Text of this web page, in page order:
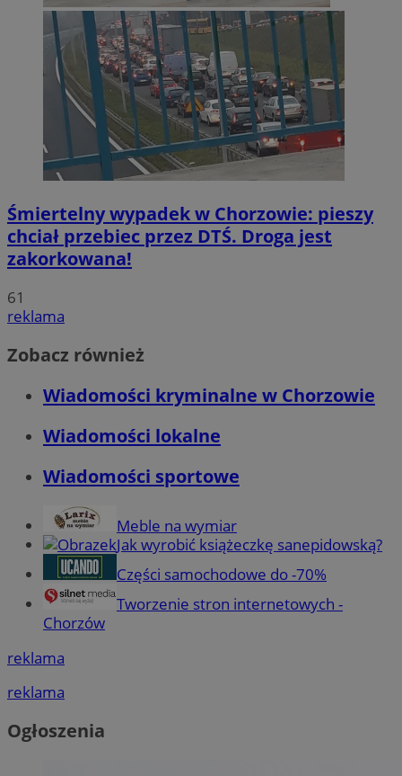
Śmiertelny wypadek w Chorzowie: pieszy
chciał przebiec przez DTŚ. Droga jest
zakorkowana!
61
reklama
Zobacz również
Wiadomości kryminalne w Chorzowie
Wiadomości lokalne
Wiadomości sportowe
Meble na wymiar
Jak wyrobić książeczkę sanepidowską?
Części samochodowe do -70%
Tworzenie stron internetowych -
Chorzów
reklama
reklama
Ogłoszenia